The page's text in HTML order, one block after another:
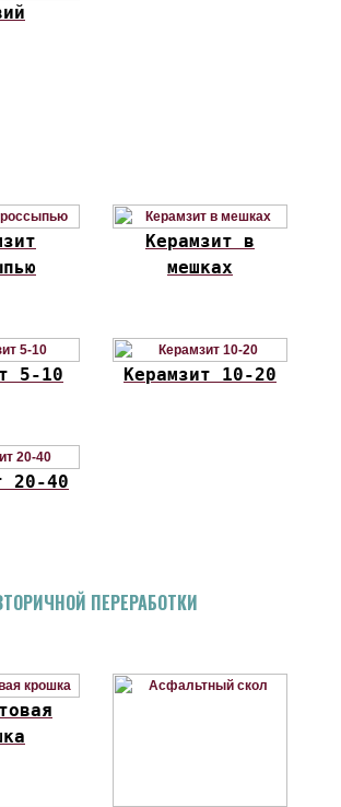
Керамзит в
мешках
5-10 Керамзит 10-20
20-40
ПЕРЕРАБОТКИ